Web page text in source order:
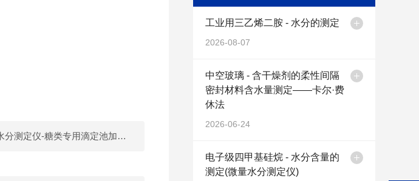
工业用三乙烯二胺 - 水分的测定
2026-08-07
中空玻璃 - 含干燥剂的柔性间隔
密封材料含水量测定——卡尔·费
休法
2026-06-24
电子级四甲基硅烷 - 水分含量的
测定(微量水分测定仪)
容量法水分测定仪-糖类专用滴定池加热装置 ADP-344